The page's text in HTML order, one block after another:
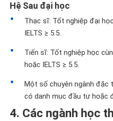
Hệ Sau đại học
Thạc sĩ: Tốt nghiệp đại
IELTS ≥ 5.5.
Tiến sĩ: Tốt nghiệp học
hoặc IELTS ≥ 5.5.
Một số chuyên ngành đặc
có danh mục đầu tư hoặc
4. Các ngành học